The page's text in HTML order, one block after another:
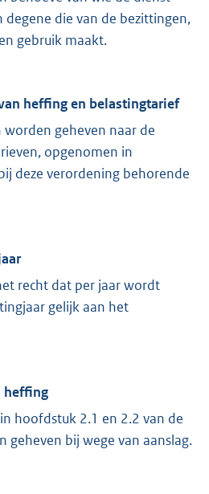
die van de bezittingen,
gebruik maakt.
heffing en belastingtarief
geheven naar de
opgenomen in
deze verordening behorende
recht dat per jaar wordt
gelijk aan het
heffing
hoofdstuk 2.1 en 2.2 van de
geheven bij wege van aanslag.